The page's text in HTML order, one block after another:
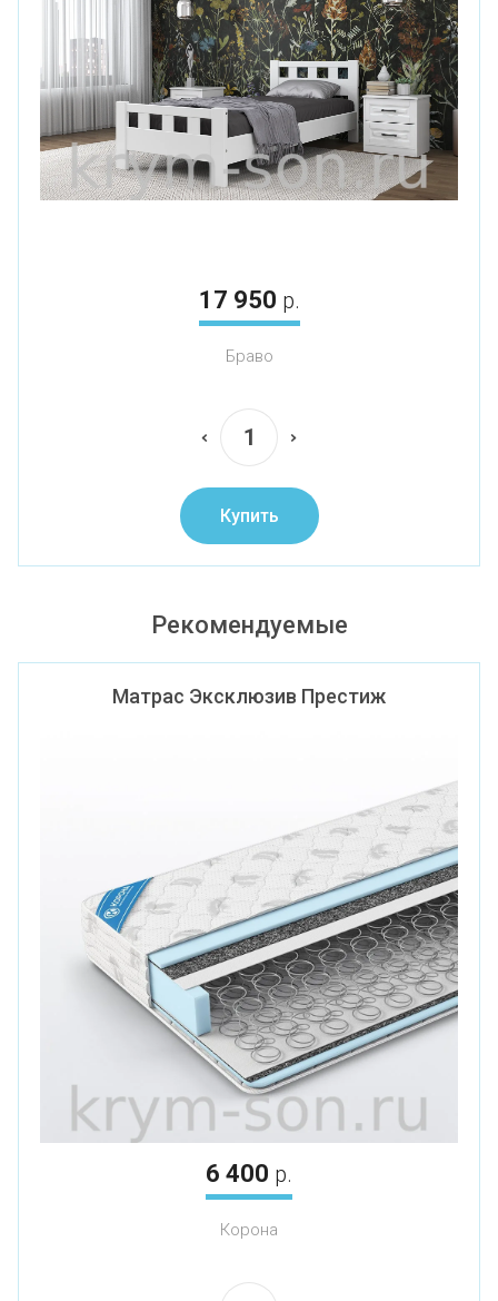
17 950 р.
Браво
Купить
Рекомендуемые
Матрас Эксклюзив Престиж
6 400 р.
Корона